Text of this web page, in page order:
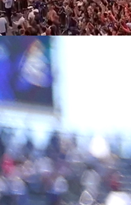
VESELO U POLJSKOJ
02:27, 14.10.2020
Poslušajte hit
poljubav' u
Autor:
BHFudbal.ba 2
02:27, 14.10.2020